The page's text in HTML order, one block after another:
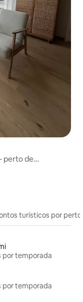
perto de
turísticos por perto
por temporada
por temporada